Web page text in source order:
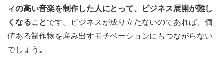
ィの高い音楽を制作した人にとって、ビジネス展開が難し
くなることです。ビジネスが成り立たないのであれば、価
値ある制作物を産み出すモチベーションにもつながらない
でしょう 。